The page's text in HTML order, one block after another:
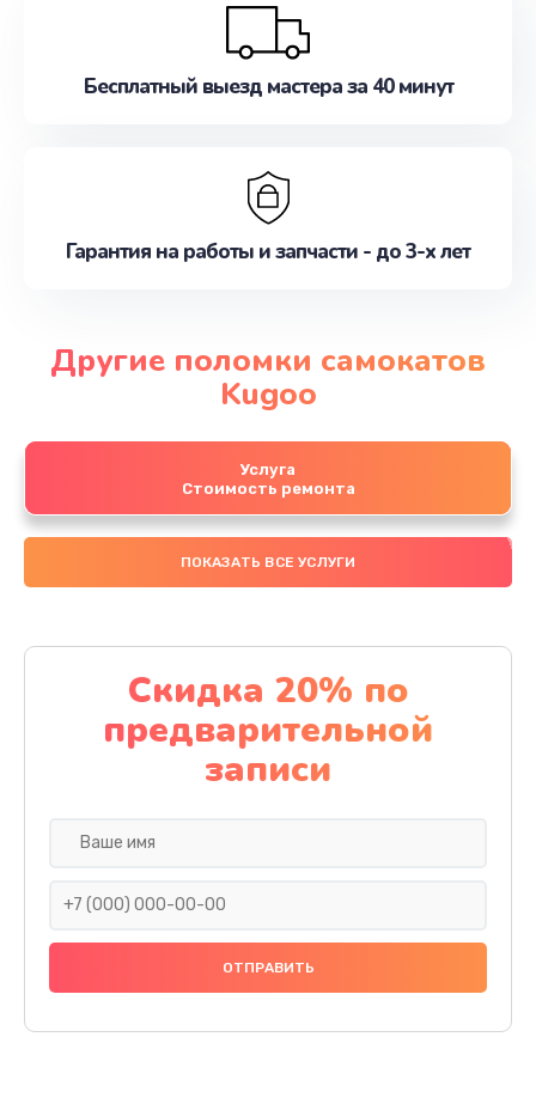
Бесплатный выезд мастера за 40 минут
Гарантия на работы и запчасти - до 3-х лет
Другие поломки самокатов
Kugoo
Услуга
Стоимость ремонта
ПОКАЗАТЬ ВСЕ УСЛУГИ
Скидка 20% по
предварительной
записи